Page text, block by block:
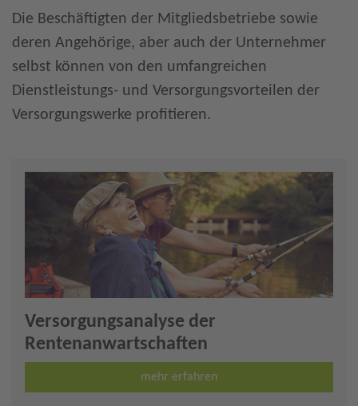
Die Beschäftigten der Mitgliedsbetriebe sowie
deren Angehörige, aber auch der Unternehmer
selbst können von den umfangreichen
Dienstleistungs- und Versorgungsvorteilen der
Versorgungswerke profitieren.
Versorgungsanalyse der
Rentenanwartschaften
mehr erfahren